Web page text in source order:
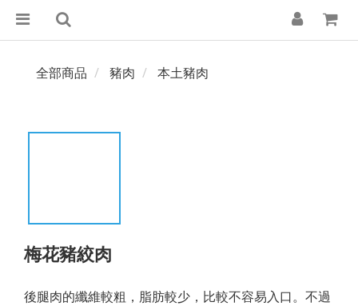
全部商品 豬肉 本土豬肉
梅花豬絞肉
後腿肉的纖維較粗，脂肪較少，比較不容易入口。不過